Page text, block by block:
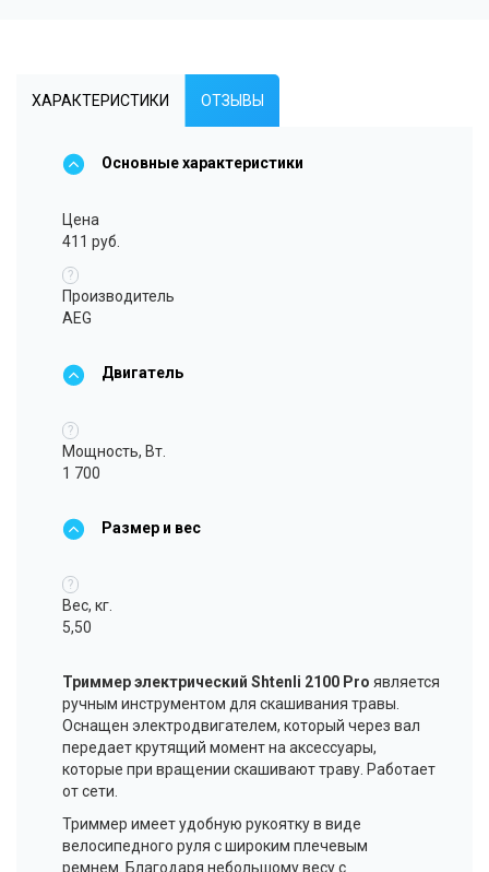
ХАРАКТЕРИСТИКИ ОТЗЫВЫ
Основные характеристики
Цена
411 руб.
?
Производитель
AEG
Двигатель
?
Мощность, Вт.
1 700
Размер и вес
?
Вес, кг.
5,50
Триммер электрический Shtenli 2100 Pro является
ручным инструментом для скашивания травы.
Оснащен электродвигателем, который через вал
передает крутящий момент на аксессуары,
которые при вращении скашивают траву. Работает
от сети.
Триммер имеет удобную рукоятку в виде
велосипедного руля с широким плечевым
ремнем. Благодаря небольшому весу с